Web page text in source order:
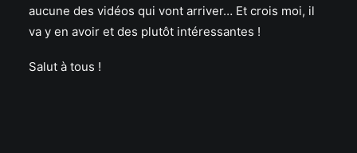
aucune des vidéos qui vont arriver… Et crois moi, il
va y en avoir et des plutôt intéressantes !
Salut à tous !